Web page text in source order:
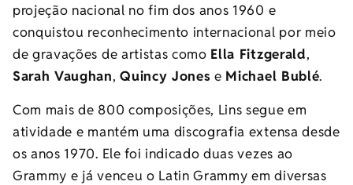
projeção nacional no fim dos anos 1960 e
conquistou reconhecimento internacional por meio
de gravações de artistas como Ella Fitzgerald,
Sarah Vaughan,Quincy Jones e Michael Bublé.
Com mais de 800 composições, Lins segue em
atividade e mantém uma discografia extensa desde
os anos 1970. Ele foi indicado duas vezes ao
Grammy e já venceu o Latin Grammy em diversas